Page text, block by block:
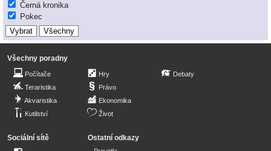
Černá kronika
Pokec
Všechny poradny
Počítače
Teraristika
Akvaristika
Kutilství
Hry
Právo
Ekonomika
Život
Debaty
Sociální sítě Ostatní odkazy